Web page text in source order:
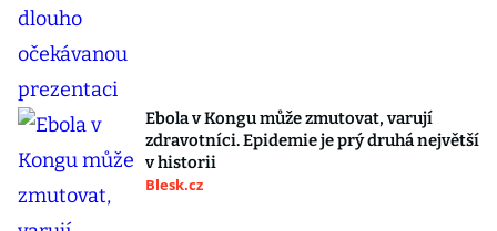
Ebola v Kongu může zmutovat, varují
zdravotníci. Epidemie je prý druhá největší
v historii
Blesk.cz